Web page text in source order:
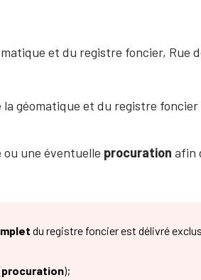
et du registre foncier, Rue
géomatique et du registre
ou une éventuelle procuration afin
du registre foncier est délivré
procuration);